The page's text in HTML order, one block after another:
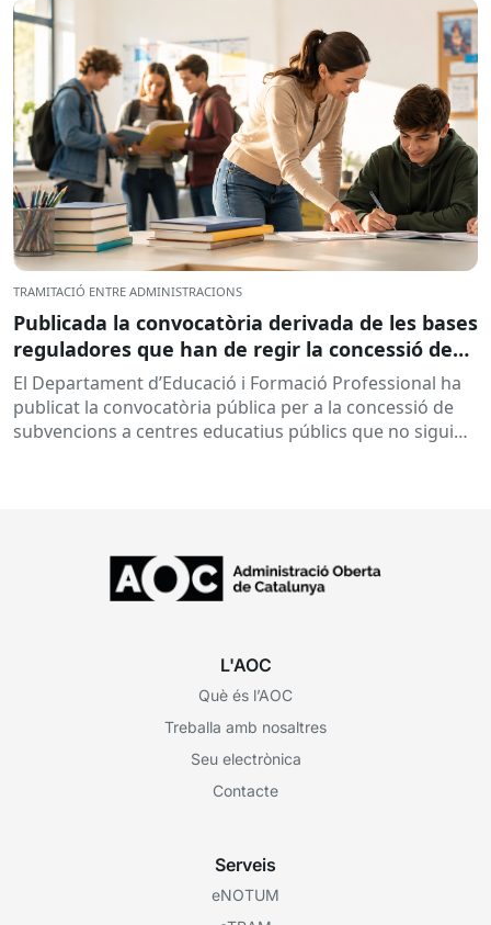
TRAMITACIÓ ENTRE ADMINISTRACIONS
Publicada la convocatòria derivada de les bases
reguladores que han de regir la concessió de
subvencions a centres educatius, per al
desenvolupament de programes de formació i
inserció, durant el curs 2026-2027
El Departament d’Educació i Formació Professional ha
publicat la convocatòria pública per a la concessió de
subvencions a centres educatius públics que no siguin
L'AOC
Què és l’AOC
Treballa amb nosaltres
Seu electrònica
Contacte
Serveis
eNOTUM